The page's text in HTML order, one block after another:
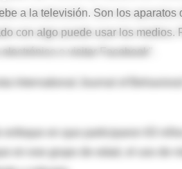
a la televisión. Son los aparatos
con algo puede usar los medios.
o visitar Facebook".
International Journal of
en que participaron 63
en ese grupo de edad, el uso de